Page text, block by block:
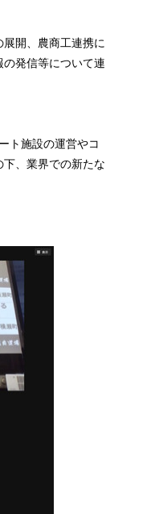
開、農商工連携に
発信等について連
ト施設の運営やコ
、業界での新たな